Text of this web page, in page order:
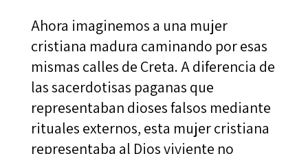
Ahora imaginemos a una mujer
cristiana madura caminando por esas
mismas calles de Creta. A diferencia de
las sacerdotisas paganas que
representaban dioses falsos mediante
rituales externos, esta mujer cristiana
representaba al Dios viviente no